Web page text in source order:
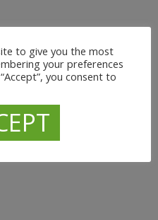
to give you the most
your preferences
you consent to